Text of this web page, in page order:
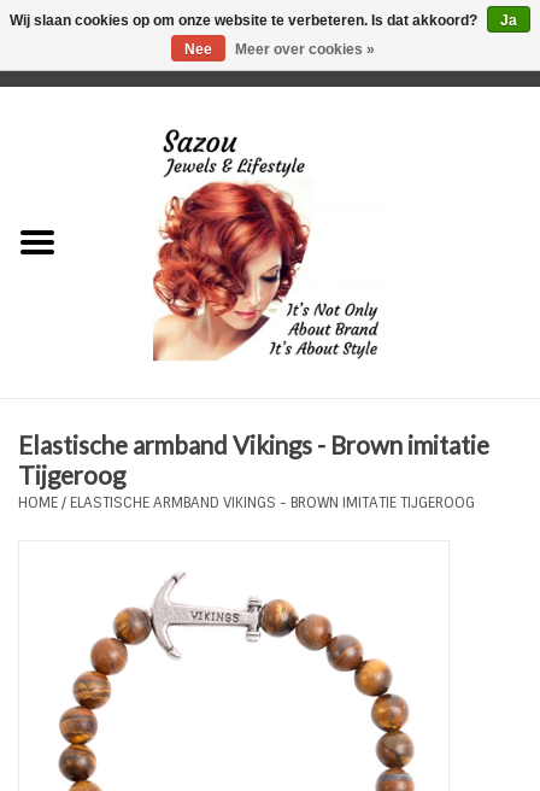
Just for Him
Plus Size Sieraden
Haaraccesoires
Zonnebrillen
Elastische armband Vikings - Brown imitatie
Tijgeroog
HOME/ ELASTISCHE ARMBAND VIKINGS - BROWN IMITATIE TIJGEROOG
Wij slaan cookies op om onze website te verbeteren. Is dat akkoord?
Ja
Nee
Meer over cookies »